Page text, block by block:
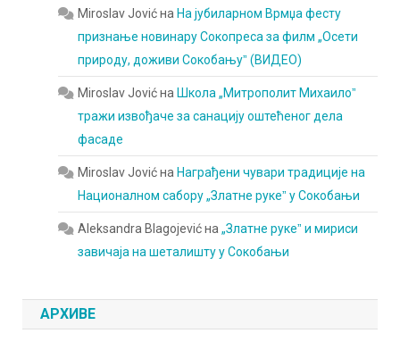
Miroslav Jovićна На јубиларном Врмџа фесту
признање новинару Сокопреса за филм „Осети
природу, доживи Сокобањуˮ (ВИДЕО)
Miroslav Jovićна Школа „Митрополит Михаилоˮ
тражи извођаче за санацију оштећеног дела
фасаде
Miroslav Jovićна Награђени чувари традиције на
Националном сабору „Златне рукеˮ у Сокобањи
Aleksandra Blagojevićна„Златне рукеˮ и мириси
завичаја на шеталишту у Сокобањи
АРХИВЕ